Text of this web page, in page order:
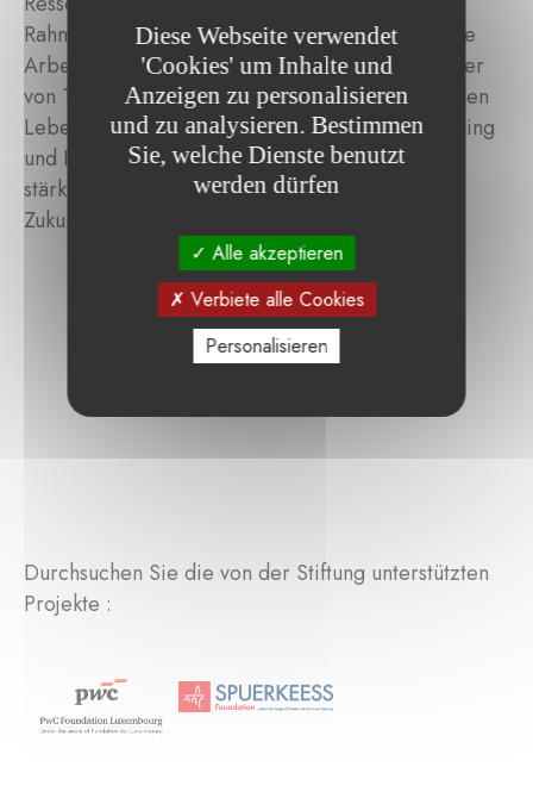
Rahmen des Coaching-Programms erhalten junge
Arbeitslose und benachteiligte Menschen im Alter
von 16 bis 29 Jahren, die sich in einer schwierigen
Lebensphase befinden, kostenloses Einzelcoaching
und Beratung. Ziel ist es, ihr Selbstvertrauen zu
stärken und ihnen zu helfen, ihren Weg in die
Zukunft zu finden.
Durchsuchen Sie die von der Stiftung unterstützten
Projekte :
Diese Webseite verwendet
'Cookies' um Inhalte und
Anzeigen zu personalisieren
und zu analysieren. Bestimmen
Sie, welche Dienste benutzt
werden dürfen
Alle akzeptieren
Verbiete alle Cookies
Personalisieren